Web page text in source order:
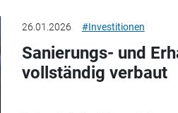
26.01.2026 #Investitionen
Sanierungs- und
vollständig verbaut